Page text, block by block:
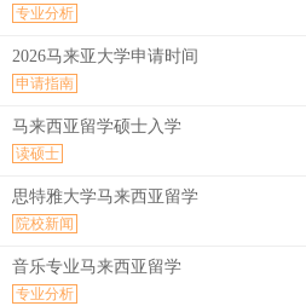
专业分析
2026马来亚大学申请时间
申请指南
马来西亚留学硕士入学
读硕士
思特雅大学马来西亚留学
院校新闻
音乐专业马来西亚留学
专业分析